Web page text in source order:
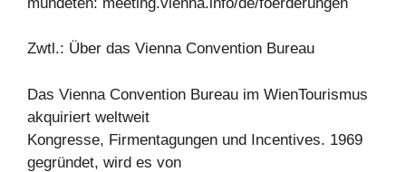
Zwtl.: Über das Vienna Convention Bureau
Das Vienna Convention Bureau im WienTourismus
akquiriert weltweit
Kongresse, Firmentagungen und Incentives. 1969
gegründet, wird es von